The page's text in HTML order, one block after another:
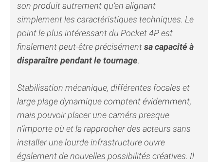
son produit autrement qu’en alignant
simplement les caractéristiques techniques. Le
point le plus intéressant du Pocket 4P est
finalement peut-être précisémentsa capacité à
disparaître pendant le tournage.
Stabilisation mécanique, différentes focales et
large plage dynamique comptent évidemment,
mais pouvoir placer une caméra presque
n’importe où et la rapprocher des acteurs sans
installer une lourde infrastructure ouvre
également de nouvelles possibilités créatives. Il